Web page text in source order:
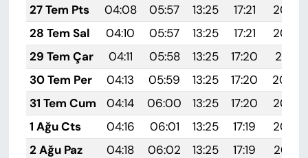
27 Tem Pts
04:08 05:57 13:25 17:21
20:43
28 Tem Sal
04:10 05:57 13:25 17:21
20:42
29 Tem Çar
04:11 05:58 13:25 17:20
20:41
30 Tem Per
04:13 05:59 13:25 17:20
20:40
31 Tem Cum
04:14 06:00 13:25 17:20
20:39
1 Ağu Cts
04:16 06:01 13:25 17:19
20:38
2 Ağu Paz
04:18 06:02 13:25 17:19
20:37